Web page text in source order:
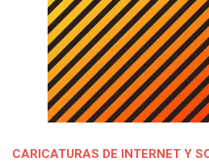
CARICATURAS DE INTERNET Y